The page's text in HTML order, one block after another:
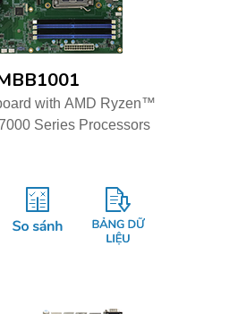
with AMD Ryzen™
Series Processors